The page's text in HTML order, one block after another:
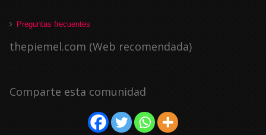
Preguntas frecuentes
thepiemel.com (Web recomendada)
Comparte esta comunidad